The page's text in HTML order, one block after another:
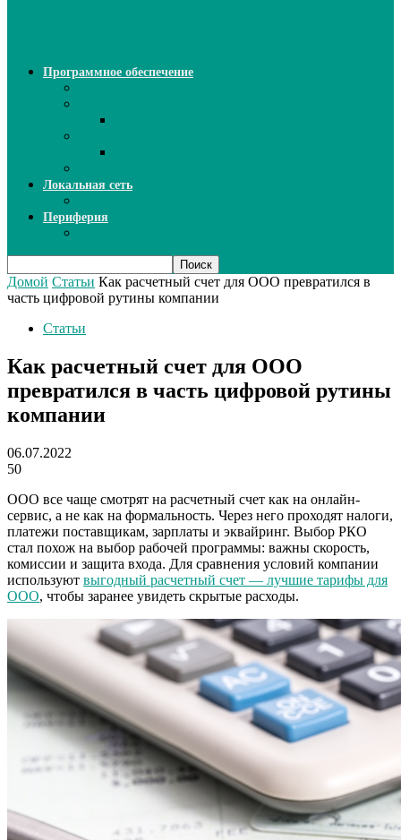
Программное обеспечение
Локальная сеть
Периферия
Домой Статьи Как расчетный счет для ООО превратился в
часть цифровой рутины компании
Статьи
Как расчетный счет для ООО
превратился в часть цифровой рутины
компании
06.07.2022
50
ООО все чаще смотрят на расчетный счет как на онлайн-
сервис, а не как на формальность. Через него проходят налоги,
платежи поставщикам, зарплаты и эквайринг. Выбор РКО
стал похож на выбор рабочей программы: важны скорость,
комиссии и защита входа. Для сравнения условий компании
используют выгодный расчетный счет — лучшие тарифы для
ООО, чтобы заранее увидеть скрытые расходы.